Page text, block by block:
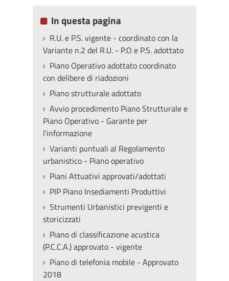
In questa pagina
R.U. e P.S. vigente - coordinato con la
Variante n.2 del R.U. - P.O e P.S. adottato
Piano Operativo adottato coordinato
con delibere di riadozioni
Piano strutturale adottato
Avvio procedimento Piano Strutturale e
Piano Operativo - Garante per
l'informazione
Varianti puntuali al Regolamento
urbanistico - Piano operativo
Piani Attuativi approvati/adottati
PIP Piano Insediamenti Produttivi
Strumenti Urbanistici previgenti e
storicizzati
Piano di classificazione acustica
(P.C.C.A.) approvato - vigente
Piano di telefonia mobile - Approvato
2018